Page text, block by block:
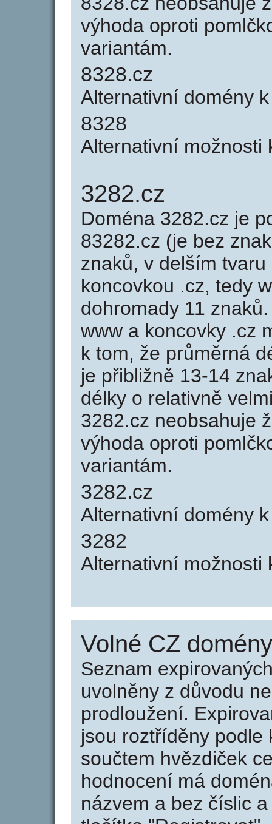
výhoda oproti
variantám.
8328.cz
Alternativní domény
8328
Alternativní možnosti
3282.cz
Doména 3282.cz je
83282.cz (je bez
znaků, v delším
koncovkou .cz, tedy
dohromady 11
www a koncovky .cz
k tom, že průměrná
je přibližně 13-14
délky o relativně
3282.cz neobsahuje
výhoda oproti
variantám.
3282.cz
Alternativní domény
3282
Alternativní možnosti
Volné CZ
Seznam
uvolněny z důvodu
prodloužení.
jsou roztříděny podle
součtem hvězdiček
hodnocení má
názvem a bez číslic